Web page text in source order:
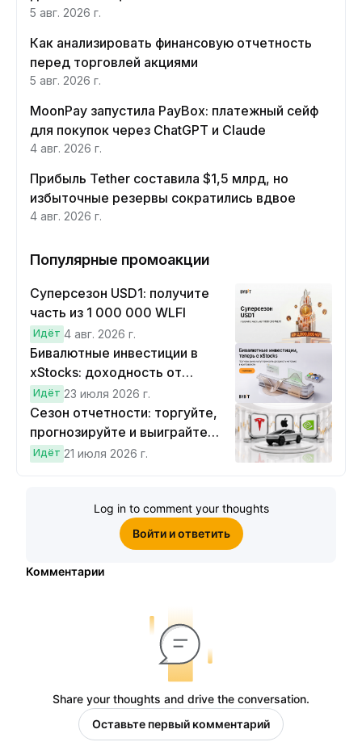
5 авг. 2026 г.
Как анализировать финансовую отчетность
перед торговлей акциями
5 авг. 2026 г.
MoonPay запустила PayBox: платежный сейф
для покупок через ChatGPT и Claude
4 авг. 2026 г.
Прибыль Tether составила $1,5 млрд, но
избыточные резервы сократились вдвое
4 авг. 2026 г.
Популярные промоакции
Суперсезон USD1: получите
часть из 1 000 000 WLFI
Идёт 4 авг. 2026 г.
Бивалютные инвестиции в
xStocks: доходность от
прогнозов
Идёт 23 июля 2026 г.
Сезон отчетности: торгуйте,
прогнозируйте и выиграйте
Cybertruck!
Идёт 21 июля 2026 г.
Log in to comment your thoughts
Войти и ответить
Комментарии
Share your thoughts and drive the conversation.
Оставьте первый комментарий